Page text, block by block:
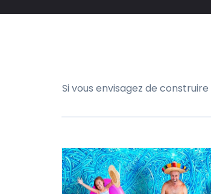
Si vous envisagez de